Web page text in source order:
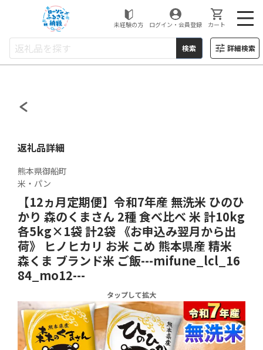
ローソンふるさと納税
未経験の方 ログイン・会員登録 カート
検索 詳細検索
返礼品詳細
熊本県御船町
米・パン
【12ヵ月定期便】令和7年産 無洗米 ひのひ
かり 森のくまさん 2種 食べ比べ 米 計10kg
各5kg×1袋 計2袋 《お申込み翌月から出
荷》 ヒノヒカリ お米 こめ 熊本県産 精米
森くま ブランド米 ご飯---mifune_lcl_16
84_mo12---
タップして拡大